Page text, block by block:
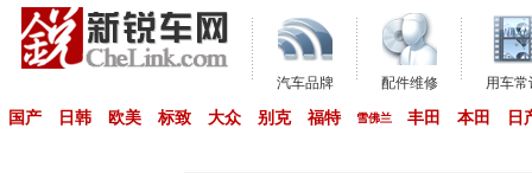
汽车品牌 配件维修 用车常
国产 日韩 欧美 标致 大众 别克 福特 雪佛兰 丰田 本田 日